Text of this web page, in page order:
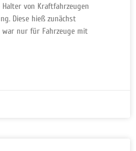
von Kraftfahrzeugen
Diese hieß zunächst
war nur für Fahrzeuge mit